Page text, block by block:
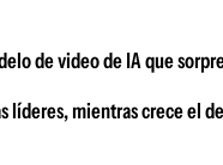
de video de IA que
líderes, mientras crece el